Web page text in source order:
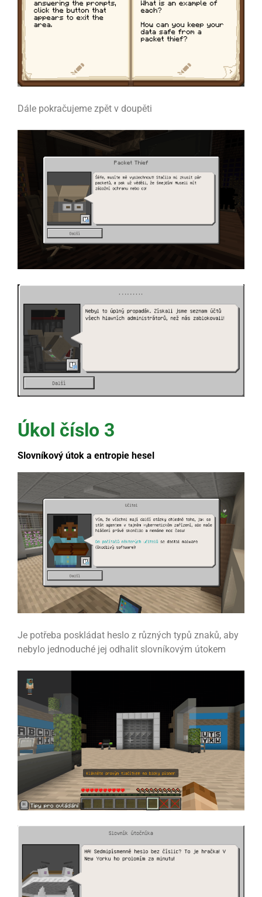
Dále pokračujeme zpět v doupěti
Úkol číslo 3
Slovníkový útok a entropie hesel
Je potřeba poskládat heslo z různých typů znaků, aby
nebylo jednoduché jej odhalit slovníkovým útokem